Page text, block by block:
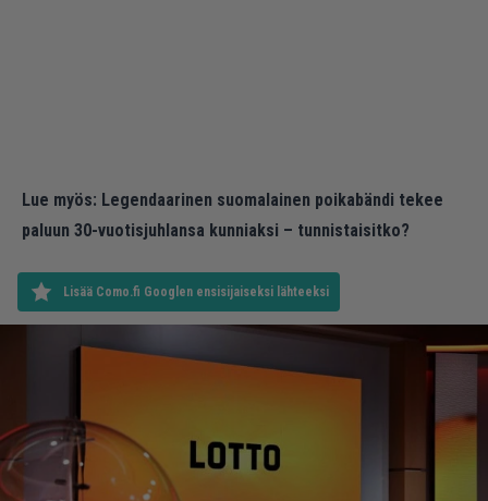
Lue myös: Legendaarinen suomalainen poikabändi tekee
paluun 30-vuotisjuhlansa kunniaksi – tunnistaisitko?
Lisää Como.fi Googlen ensisijaiseksi lähteeksi